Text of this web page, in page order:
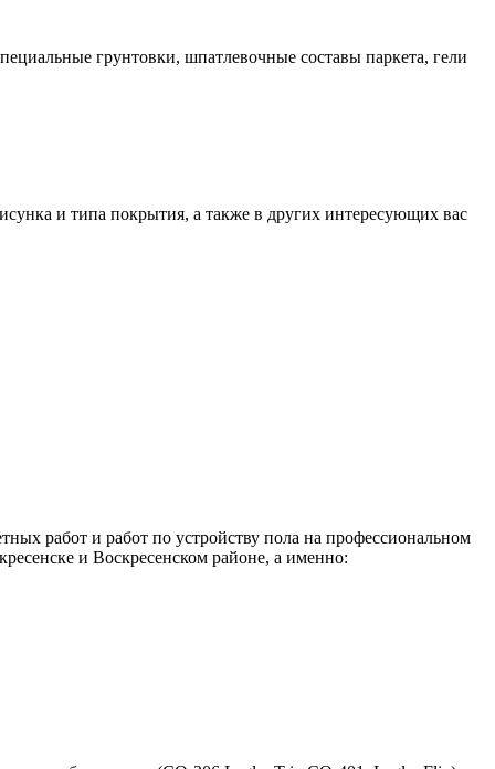
грунтовки, шпатлевочные составы паркета, гели
и типа покрытия, а также в других интересующих вас
работ и работ по устройству пола на профессиональном
и Воскресенском районе, а именно: